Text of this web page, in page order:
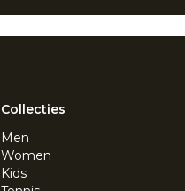
Collecties
Men
Women
Kids